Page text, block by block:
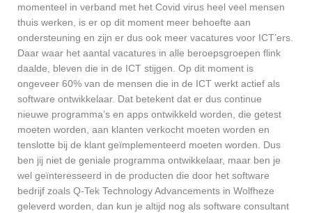
momenteel in verband met het Covid virus heel veel mensen
thuis werken, is er op dit moment meer behoefte aan
ondersteuning en zijn er dus ook meer vacatures voor ICT’ers.
Daar waar het aantal vacatures in alle beroepsgroepen flink
daalde, bleven die in de ICT stijgen. Op dit moment is
ongeveer 60% van de mensen die in de ICT werkt actief als
software ontwikkelaar. Dat betekent dat er dus continue
nieuwe programma’s en apps ontwikkeld worden, die getest
moeten worden, aan klanten verkocht moeten worden en
tenslotte bij de klant geïmplementeerd moeten worden. Dus
ben jij niet de geniale programma ontwikkelaar, maar ben je
wel geïnteresseerd in de producten die door het software
bedrijf zoals Q-Tek Technology Advancements in Wolfheze
geleverd worden, dan kun je altijd nog als software consultant